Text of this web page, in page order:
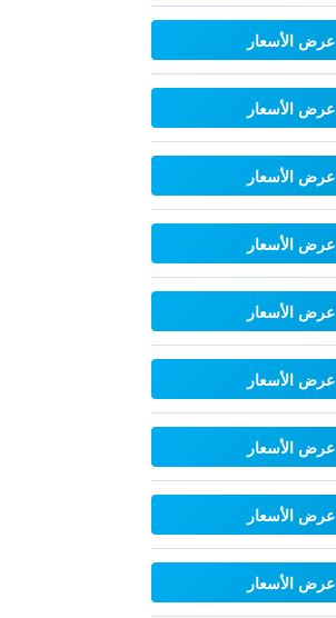
عرض الأسعار
عرض الأسعار
عرض الأسعار
عرض الأسعار
عرض الأسعار
عرض الأسعار
عرض الأسعار
عرض الأسعار
عرض الأسعار